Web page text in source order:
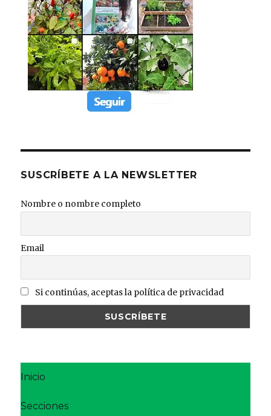
SUSCRÍBETE A LA NEWSLETTER
Nombre o nombre completo
Email
Si continúas, aceptas la política de privacidad
Inicio
Secciones